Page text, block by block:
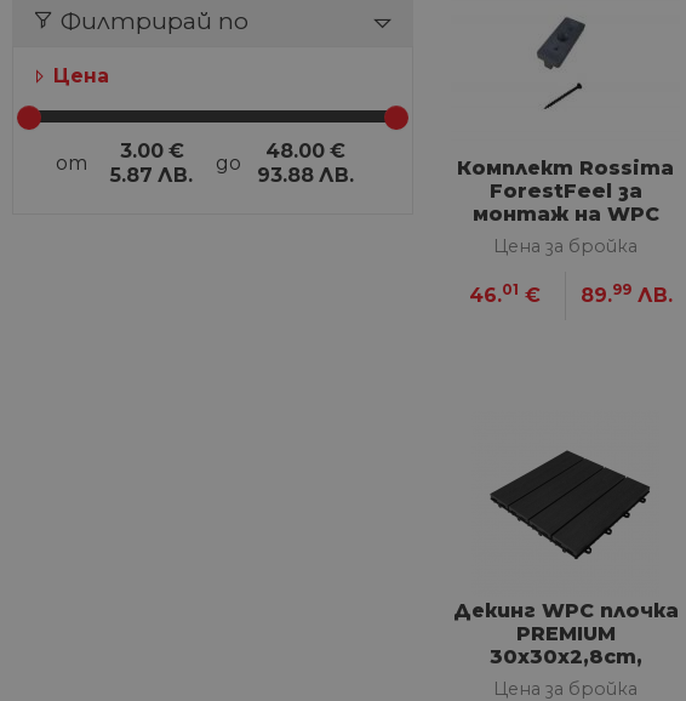
Филтрирай по
Цена
от
3.00 €
5.87 ЛВ.
до
48.00 €
93.88 ЛВ.
Комплект Rossima
ForestFeel за
монтаж на WPC
декинг
Цена за бройка
46.01 € 89.99 ЛВ.
Декинг WPC плочкa
PREMIUM
30х30x2,8cm,
Графит
Цена за бройка